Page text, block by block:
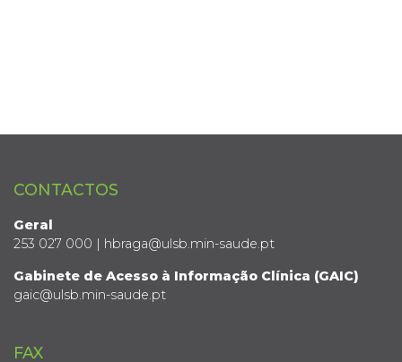
CONTACTOS
Geral
253 027 000 | hbraga@ulsb.min-saude.pt
Gabinete de Acesso à Informação Clínica (GAIC)
gaic@ulsb.min-saude.pt
FAX